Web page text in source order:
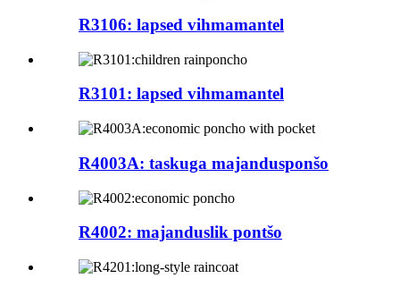
R3106: lapsed vihmamantel
R3101: lapsed vihmamantel
R4003A: taskuga majandusponšo
R4002: majanduslik pontšo